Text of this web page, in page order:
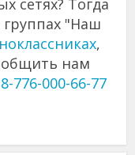
сетях? Тогда
"Наш
,
нам
8-776-000-66-77